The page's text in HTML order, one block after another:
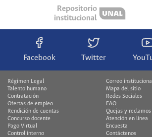
Repositorio
institucional
Facebook Twitter
Régimen Legal
Talento humano
Contratación
Ofertas de empleo
Rendición de cuentas
Concurso docente
Pago Virtual
Control interno
Correo
Mapa del sitio
Redes Sociales
FAQ
Quejas y reclamos
Atención en línea
Encuesta
Contáctenos